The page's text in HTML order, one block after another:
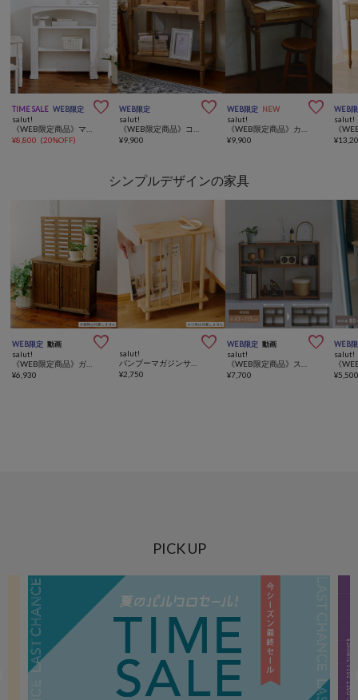
TIME SALE WEB限定 
salut!
¥8,800 (20%OFF)
WEB限定 
salut!
¥9,900
WEB限定 NEW 
salut!
¥9,900
WEB
salut!
¥
シンプルデザインの家具
WEB限定 動画 
salut!
¥6,930

salut!
¥2,750
WEB限定 動画 
salut!
¥7,700
WEB
salut!
¥
PICK UP